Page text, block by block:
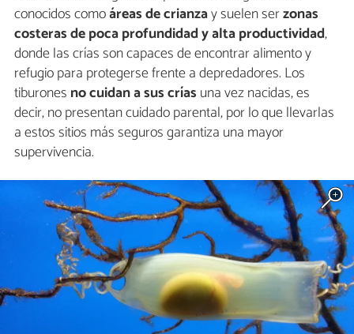
conocidos comoáreas de crianzay suelen serzonas
costeras de poca profundidad y alta productividad,
donde las crías son capaces de encontrar alimento y
refugio para protegerse frente a depredadores. Los
tiburones no cuidan a sus crías una vez nacidas, es
decir, no presentan cuidado parental, por lo que llevarlas
a estos sitios más seguros garantiza una mayor
supervivencia.